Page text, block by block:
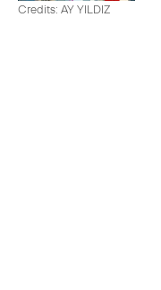
Credits: AY YILDIZ